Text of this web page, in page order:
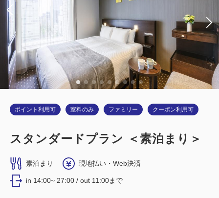
税・サービス料込
会員価格 11,600円
1名1室
税・サービス料込
合計 11,900円
【禁煙】ダブルルーム
ポイント利用可 室料のみ ファミリー クーポン利用可
スタンダードプラン ＜素泊まり＞
素泊まり 現地払い・Web決済
in 14:00~ 27:00 / out 11:00まで